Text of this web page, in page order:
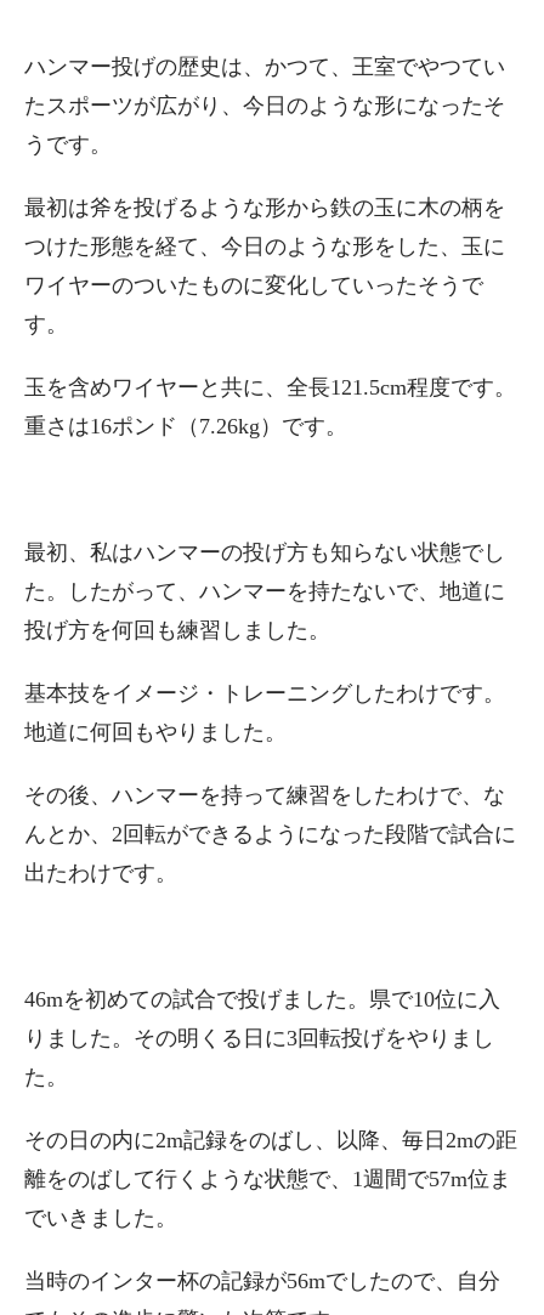
ハンマー投げの歴史は、かつて、王室でやつてい
たスポーツが広がり、今日のような形になったそ
うです。
最初は斧を投げるような形から鉄の玉に木の柄を
つけた形態を経て、今日のような形をした、玉に
ワイヤーのついたものに変化していったそうで
す。
玉を含めワイヤーと共に、全長121.5cm程度です。
重さは16ポンド（7.26kg）です。
最初、私はハンマーの投げ方も知らない状態でし
た。したがって、ハンマーを持たないで、地道に
投げ方を何回も練習しました。
基本技をイメージ・トレーニングしたわけです。
地道に何回もやりました。
その後、ハンマーを持って練習をしたわけで、な
んとか、2回転ができるようになった段階で試合に
出たわけです。
46mを初めての試合で投げました。県で10位に入
りました。その明くる日に3回転投げをやりまし
た。
その日の内に2m記録をのばし、以降、毎日2mの距
離をのばして行くような状態で、1週間で57m位ま
でいきました。
当時のインター杯の記録が56mでしたので、自分